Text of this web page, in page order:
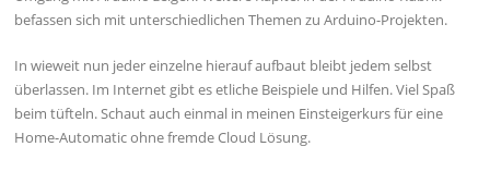
befassen sich mit unterschiedlichen Themen zu Arduino-Projekten.
In wieweit nun jeder einzelne hierauf aufbaut bleibt jedem selbst
überlassen. Im Internet gibt es etliche Beispiele und Hilfen. Viel Spaß
beim tüfteln. Schaut auch einmal in meinen Einsteigerkurs für eine
Home-Automatic ohne fremde Cloud Lösung.